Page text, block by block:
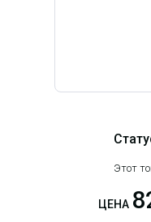
Этот
ЦЕНА